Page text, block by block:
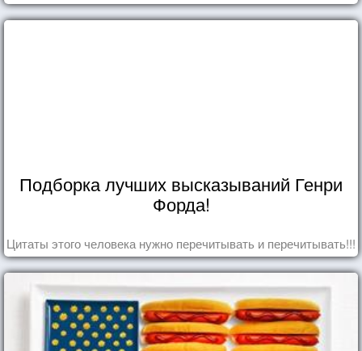
Подборка лучших высказываний Генри
Форда!
Цитаты этого человека нужно перечитывать и перечитывать!!!